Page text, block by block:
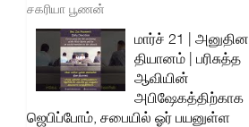
சகரியா பூணன்
மார்ச் 21 | அனுதின
தியானம் | பரிசுத்த
ஆவியின்
அபிஷேகத்திற்காக
ஜெபிப்போம், சபையில் ஓர் பயனுள்ள